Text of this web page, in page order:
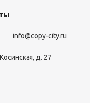
info@copy-city.ru
д. 27